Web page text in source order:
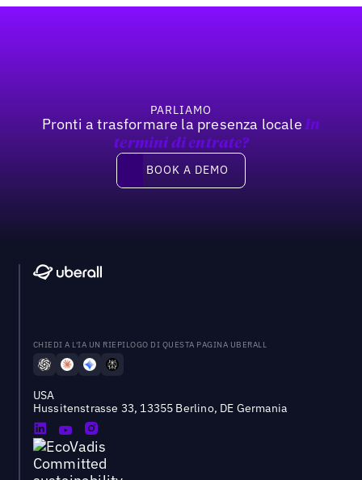
PARLIAMO
Pronti a trasformare la presenza locale In
termini di entrate?
Book a demo
BOOK A DEMO
CHIEDI A L'IA UN RIEPILOGO DI QUESTA PAGINA UBERALL
USA
Hussitenstrasse 33, 13355 Berlino, DE Germania